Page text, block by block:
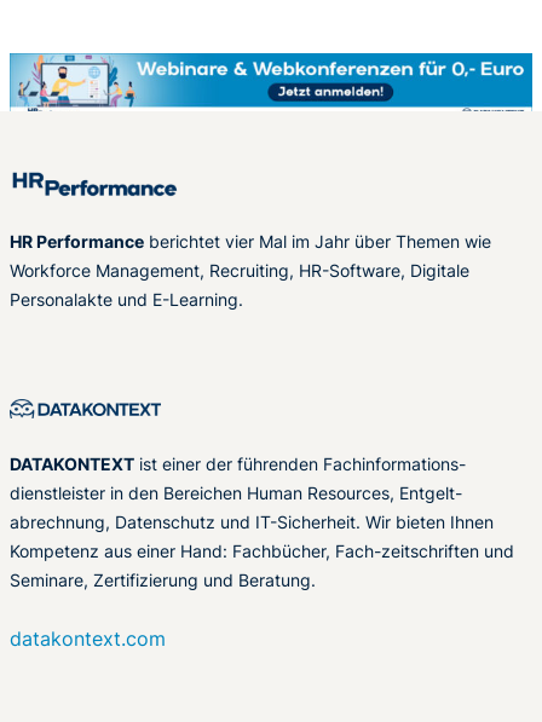
HR Performance berichtet vier Mal im Jahr über Themen wie
Workforce Management, Recruiting, HR-Software, Digitale
Personalakte und E-Learning.
DATAKONTEXT ist einer der führenden Fachinformations-
dienstleister in den Bereichen Human Resources, Entgelt-
abrechnung, Datenschutz und IT-Sicherheit. Wir bieten Ihnen
Kompetenz aus einer Hand: Fachbücher, Fach-zeitschriften und
Seminare, Zertifizierung und Beratung.
datakontext.com